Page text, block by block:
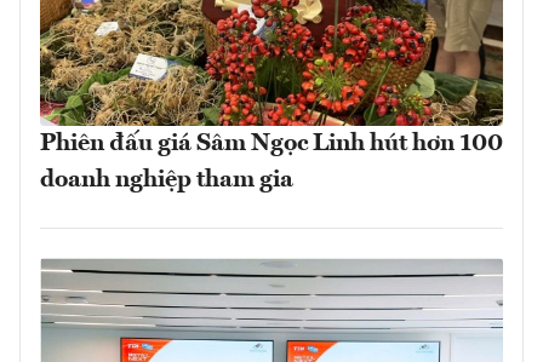
Phiên đấu giá Sâm Ngọc Linh hút hơn 100
doanh nghiệp tham gia